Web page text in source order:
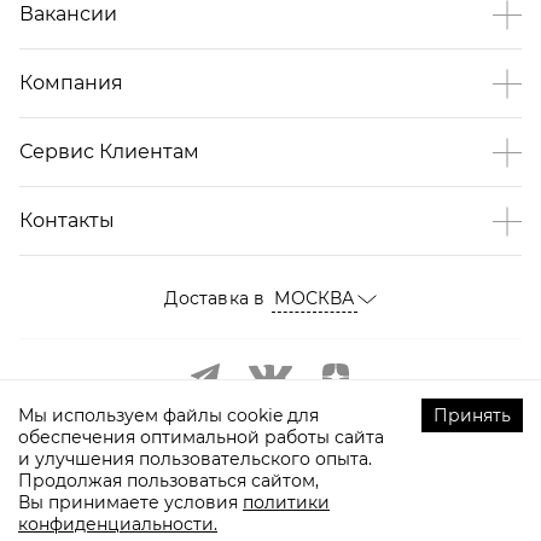
Вакансии
Компания
Сервис Клиентам
Контакты
Доставка в МОСКВА
© 2009- 2026 ТOPTOP.RU Все права защищены
Мы используем файлы cookie для
обеспечения оптимальной работы сайта
и улучшения пользовательского опыта.
Продолжая пользоваться сайтом,
Вы принимаете условия политики
конфиденциальности.
Принять